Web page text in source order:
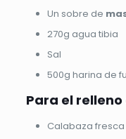
Un sobre de
270g agua tibia
Sal
500g harina de
Para el
Calabaza fresca